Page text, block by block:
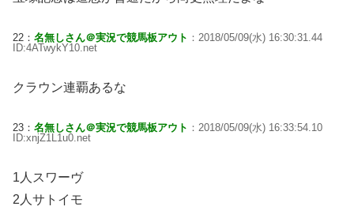
22： 名無しさん＠実況で競馬板アウト ：2018/05/09(水) 16:30:31.44
ID:4ATwykY10.net
クラウン連覇あるな
23： 名無しさん＠実況で競馬板アウト ：2018/05/09(水) 16:33:54.10
ID:xnjZ1L1u0.net
1人スワーヴ
2人サトイモ